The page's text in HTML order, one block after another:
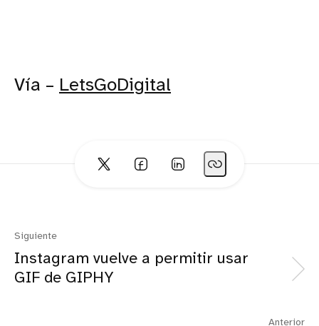
Vía – LetsGoDigital
Siguiente
Instagram vuelve a permitir usar
GIF de GIPHY
Anterior